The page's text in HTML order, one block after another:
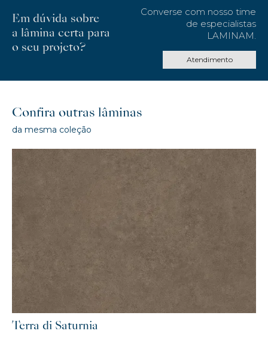
Em dúvida sobre
a lâmina certa para
o seu projeto?
Converse com nosso time
de especialistas
LAMINAM.
Atendimento
Confira outras lâminas
da mesma coleção
Terra di Saturnia